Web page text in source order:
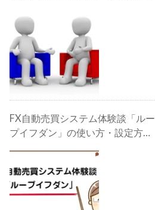
FX自動売買システム体験談「ルー
プイフダン」の使い方・設定方
法・検証・評判・攻略法